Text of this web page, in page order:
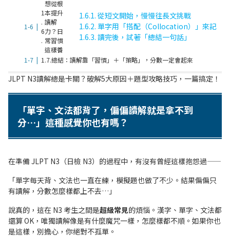
1
.
6
.
想從根
本提升
讀解
力？日
常習慣
這樣養
1.6.1. 從短文開始，慢慢往長文挑戰
1.6.2. 單字用「搭配（Collocation）」來記
1.6.3. 讀完後，試著「總結一句話」
1.7.總結：讀解靠「習慣」＋「策略」，分數一定會起來
JLPT N3讀解總是卡關？破解5大原因＋題型攻略技巧，一篇搞定！
「單字、文法都背了，偏偏讀解就是拿不到
分…」這種感覺你也有嗎？
在準備 JLPT N3（日檢 N3）的過程中，有沒有曾經這樣抱怨過——
「單字每天背、文法也一直在練，模擬題也做了不少。結果偏偏只
有讀解，分數怎麼樣都上不去…」
說真的，這在 N3 考生之間是超級常見的煩惱。漢字、單字、文法都
還算 OK，唯獨讀解像是有什麼魔咒一樣，怎麼樣都不順。如果你也
是這樣，別擔心，你絕對不孤單。